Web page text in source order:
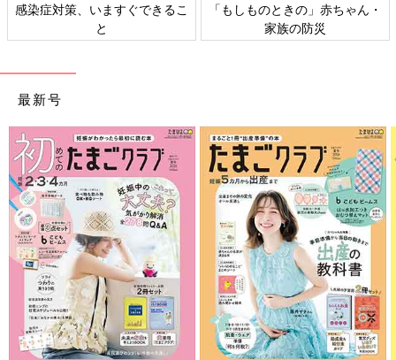
感染症対策、いますぐできるこ
と
「もしものときの」赤ちゃん・
家族の防災
最新号